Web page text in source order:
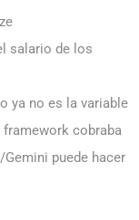
salario de los
ya no es la variable
cobraba
puede hacer